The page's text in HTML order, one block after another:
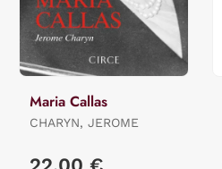
Maria Callas
CHARYN, JEROME